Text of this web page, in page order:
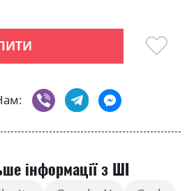
інформації з ШІ